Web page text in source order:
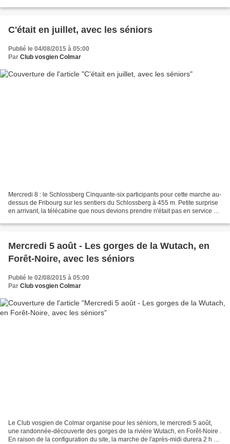
C'était en juillet, avec les séniors
Publié le 04/08/2015 à 05:00
Par Club vosgien Colmar
Mercredi 8 : le Schlossberg Cinquante-six participants pour cette marche au-
dessus de Fribourg sur les sentiers du Schlossberg à 455 m. Petite surprise
en arrivant, la télécabine que nous devions prendre n'était pas en service ce
Mercredi 5 août - Les gorges de la Wutach, en
Forêt-Noire, avec les séniors
Publié le 02/08/2015 à 05:00
Par Club vosgien Colmar
Le Club vosgien de Colmar organise pour les séniors, le mercredi 5 août,
une randonnée-découverte des gorges de la rivière Wutach, en Forêt-Noire .
En raison de la configuration du site, la marche de l'après-midi durera 2 h 30